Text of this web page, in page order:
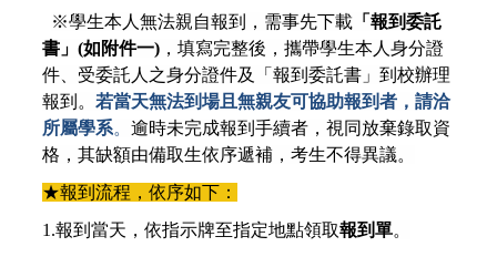
※學生本人無法親自報到，需事先下載 「報到委託
書」(如附件一) ，填寫完整後，攜帶學生本人身分證
件、受委託人之身分證件及「報到委託書」到校辦理
報到。 若當天無法到場且無親友可協助報到者，請洽
所屬學系。 逾時未完成報到手續者，視同放棄錄取資
格，其缺額由備取生依序遞補，考生不得異議。
★報到流程，依序如下：
1.報到當天，依指示牌至指定地點領取報到單。